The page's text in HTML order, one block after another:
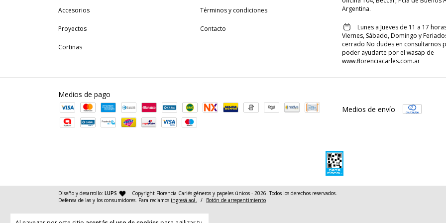
Accesorios
Proyectos
Cortinas
Términos y condiciones
Contacto
Argentina.
Lunes a Jueves de 11 a 17
Viernes, Sábado, Domingo y
cerrado No dudes en consultarnos
poder ayudarte por el wasap de
www.florenciacarles.com.ar
Medios de pago
Medios de envío
Diseño y desarrollo: LUPS — agencia de diseño y desarrollo web
Copyright Florencia Carlés géneros y papeles únicos - 2026. Todos los derechos reservados.
Defensa de las y los consumidores. Para reclamos ingresá acá. / Botón de arrepentimiento